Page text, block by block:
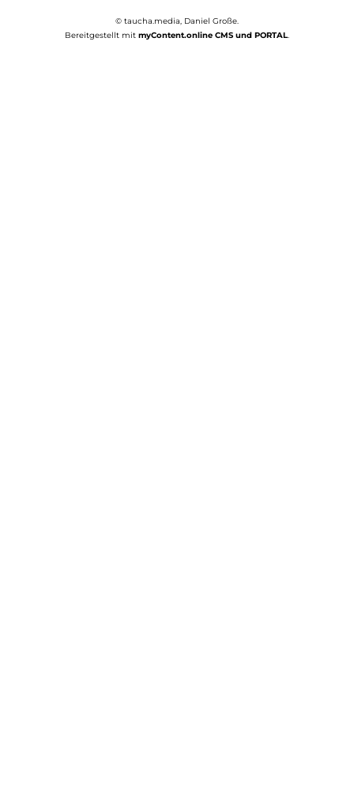
© taucha.media, Daniel Große.
Bereitgestellt mit myContent.online CMS und PORTAL.